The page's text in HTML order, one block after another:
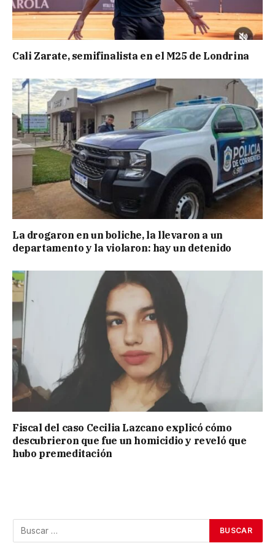
Cali Zarate, semifinalista en el M25 de Londrina
La drogaron en un boliche, la llevaron a un
departamento y la violaron: hay un detenido
Fiscal del caso Cecilia Lazcano explicó cómo
descubrieron que fue un homicidio y reveló que
hubo premeditación